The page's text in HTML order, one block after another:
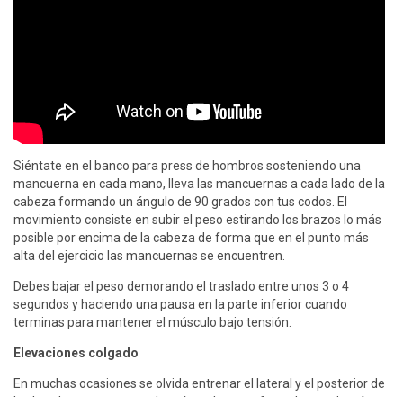
Siéntate en el banco para press de hombros sosteniendo una
mancuerna en cada mano, lleva las mancuernas a cada lado de la
cabeza formando un ángulo de 90 grados con tus codos. El
movimiento consiste en subir el peso estirando los brazos lo más
posible por encima de la cabeza de forma que en el punto más
alta del ejercicio las mancuernas se encuentren.
Debes bajar el peso demorando el traslado entre unos 3 o 4
segundos y haciendo una pausa en la parte inferior cuando
terminas para mantener el músculo bajo tensión.
Elevaciones colgado
En muchas ocasiones se olvida entrenar el lateral y el posterior de